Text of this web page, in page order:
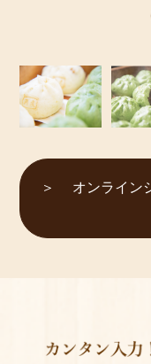
オンライン